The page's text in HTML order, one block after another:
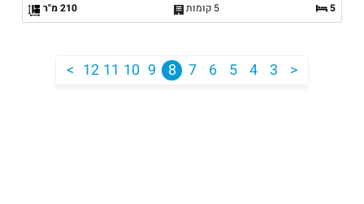
5 5 קומות 210 מ"ר
>
3
4
5
6
7
8
9
10
11
12
<